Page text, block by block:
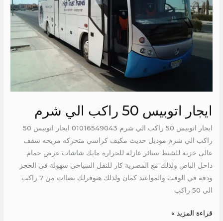
ايجار اتوبيس 50 راكب الي شرم
ايجار اتوبيس 50 راكب الي شرم 01016549043 ايجار اتوبيس 50
راكب الي شرم موديل حديث مكيف كراسي متحركه مريحه سقف
عالى خزنة للشنط ستائر عازلة للحراره مايك شاشات عرض حمام
داخل الباص ولذلك مع المصرية كار للنقل السياحي سهولة في الحجز
ودقه في الوقت والمواعيد كمان ولذلك هتوفرلك بصاات من 7 راكب
الي 50 راكب
شرم
قراءة المزيد »